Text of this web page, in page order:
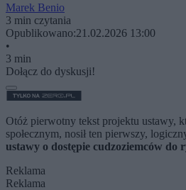
Marek Benio
3 min czytania
Opublikowano:21.02.2026 13:00
•
3 min
Dołącz do dyskusji!
Otóż pierwotny tekst projektu ustawy,
społecznym, nosił ten pierwszy,
ustawy o dostępie cudzoziemców do
Reklama
Reklama